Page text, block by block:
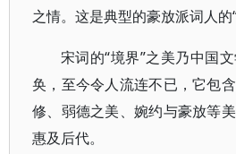
之情。这是典型的豪放派词人的“
宋词的“境界”之美乃中国
奂，至今令人流连不已，它包
修、弱德之美、婉约与豪放等
惠及后代。